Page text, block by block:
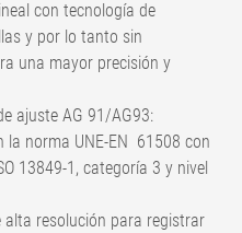
con tecnología de
y por lo tanto sin
una mayor precisión y
ajuste AG 91/AG93:
la norma UNE-EN 61508 con
13849-1, categoría 3 y nivel
resolución para registrar